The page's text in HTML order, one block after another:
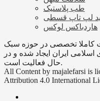
طب پلاستیک
لپ تاپ قسطی
هاردباکس لوکس
کاملا تخصصی در حوزه سبک
ایران ایجاد شده و در
حال فعالیت است.
All Content by majalefarsi is
Attribution 4.0 International